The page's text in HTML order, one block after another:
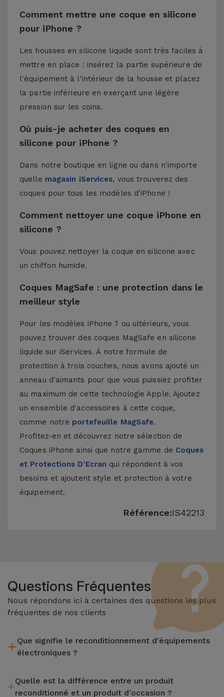
Comment mettre une coque en silicone
pour iPhone ?
Les housses en silicone liquide sont très faciles à
mettre en place : insérez la partie supérieure de
l'équipement à l'intérieur de la housse et placez
la partie inférieure en exerçant une légère
pression sur les coins.
Où puis-je acheter des coques en
silicone pour iPhone ?
Dans notre boutique en ligne ou dans n'importe
quelle magasin iServices, vous trouverez des
coques pour tous les modèles d'iPhone !
Comment nettoyer une coque iPhone en
silicone ?
Vous pouvez nettoyer la coque en silicone avec
un chiffon humide.
Coques MagSafe : une protection dans le
meilleur style
Pour les modèles iPhone 7 ou ultérieurs, vous
pouvez trouver des coques MagSafe en silicone
liquide sur iServices. À notre formule de
protection à trois couches, nous avons ajouté un
anneau d'aimants pour que vous puissiez profiter
au maximum de cette technologie Apple. Ajoutez
un ensemble d'accessoires à cette coque,
comme notre portefeuille MagSafe.
Profitez-en et découvrez notre sélection de
Coques iPhone ainsi que notre gamme de Coques
et Protections D'Ecran qui répondent à vos
besoins et ajoutent style et protection à votre
équipement.
Référence:IS42213
Questions Fréquentes
Nous répondons ici à certaines des questions les plus
fréquentes de nos clients
Que signifie le reconditionnement d'équipements
électroniques ?
l'inspection, le nettoyage, sans oublier la réparation de tout
composant défectueux. Il convient de rappeler que tous les
Quelle est la différence entre un produit
reconditionné et un produit d'occasion ?